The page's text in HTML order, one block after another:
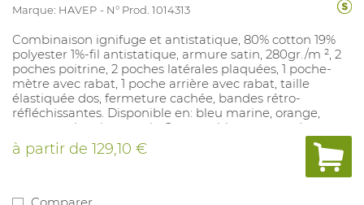
Marque: HAVEP N° Prod. 1014313
Combinaison ignifuge et antistatique, 80% cotton 19%
polyester 1%-fil antistatique, armure satin, 280gr./m ², 2
poches poitrine, 2 poches latérales plaquées, 1 poche-
mètre avec rabat, 1 poche arrière avec rabat, taille
élastiquée dos, fermeture cachée, bandes rétro-
réfléchissantes. Disponible en: bleu marine, orange,
rouge, anthracite et noir. Convenable pour: soudage.
à partir de 129,10 €
Comparer